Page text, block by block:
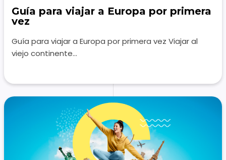
Guía para viajar a Europa por primera
vez
Guía para viajar a Europa por primera vez Viajar al
viejo continente…